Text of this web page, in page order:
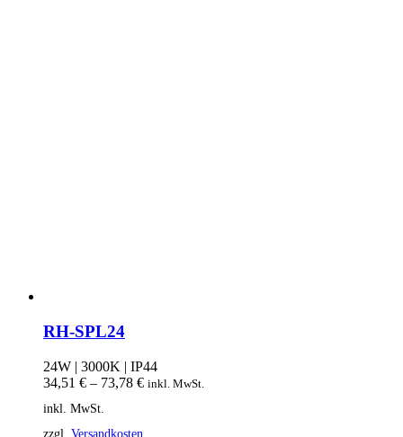
RH-SPL24
24W | 3000K | IP44
34,51 € – 73,78 € inkl. MwSt.
inkl. MwSt.
zzgl. Versandkosten